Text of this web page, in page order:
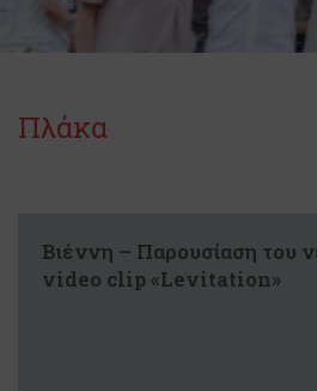
Πλάκα
Βιέννη – Παρουσίαση του
video clip «Levitation»